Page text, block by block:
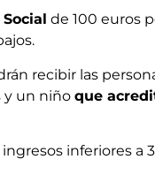
de 100 euros
recibir las
y un niño que
inferiores a